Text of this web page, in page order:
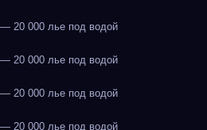
20 000 лье под водой
20 000 лье под водой
20 000 лье под водой
20 000 лье под водой